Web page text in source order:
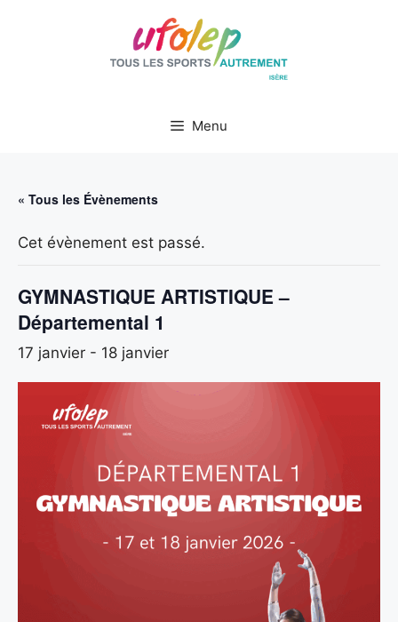
Menu
« Tous les Évènements
Cet évènement est passé.
GYMNASTIQUE ARTISTIQUE –
Départemental 1
17 janvier - 18 janvier